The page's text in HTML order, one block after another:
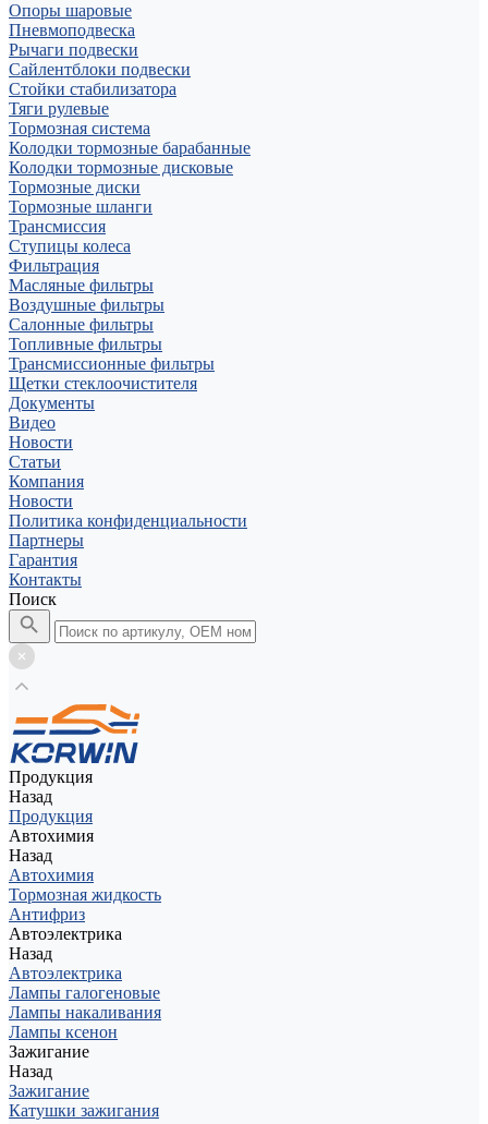
Опоры шаровые
Пневмоподвеска
Рычаги подвески
Сайлентблоки подвески
Стойки стабилизатора
Тяги рулевые
Тормозная система
Колодки тормозные барабанные
Колодки тормозные дисковые
Тормозные диски
Тормозные шланги
Трансмиссия
Ступицы колеса
Фильтрация
Масляные фильтры
Воздушные фильтры
Салонные фильтры
Топливные фильтры
Трансмиссионные фильтры
Щетки стеклоочистителя
Документы
Видео
Новости
Статьи
Компания
Новости
Политика конфиденциальности
Партнеры
Гарантия
Контакты
Поиск
Продукция
Назад
Продукция
Автохимия
Назад
Автохимия
Тормозная жидкость
Антифриз
Автоэлектрика
Назад
Автоэлектрика
Лампы галогеновые
Лампы накаливания
Лампы ксенон
Зажигание
Назад
Зажигание
Катушки зажигания